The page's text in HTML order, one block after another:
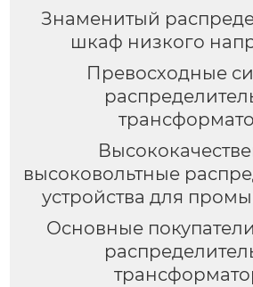
Знаменитый
шкаф низкого
Превосходные
высоковольтные
устройства для
Основные